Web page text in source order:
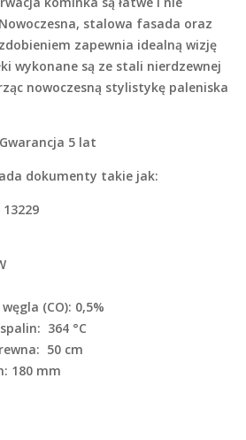
stalowa fasada oraz
zapewnia idealną wizję
wykonane są ze stali nierdzewnej
nowoczesną stylistykę paleniska
Gwarancja 5 lat
dokumenty takie jak:
(CO): 0,5%
364 °C
50 cm
180 mm